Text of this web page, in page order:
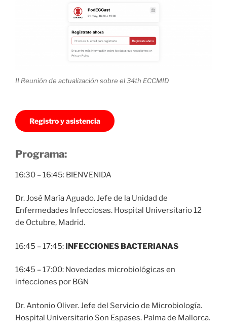
II Reunión de actualización sobre el 34th ECCMID
Registro y asistencia
Programa:
16:30 – 16:45: BIENVENIDA
Dr. José María Aguado. Jefe de la Unidad de
Enfermedades Infecciosas. Hospital Universitario 12
de Octubre, Madrid.
16:45 – 17:45: INFECCIONES BACTERIANAS
16:45 – 17:00: Novedades microbiológicas en
infecciones por BGN
Dr. Antonio Oliver. Jefe del Servicio de Microbiología.
Hospital Universitario Son Espases. Palma de Mallorca.